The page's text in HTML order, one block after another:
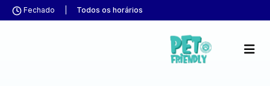
Fechado Todos os horários